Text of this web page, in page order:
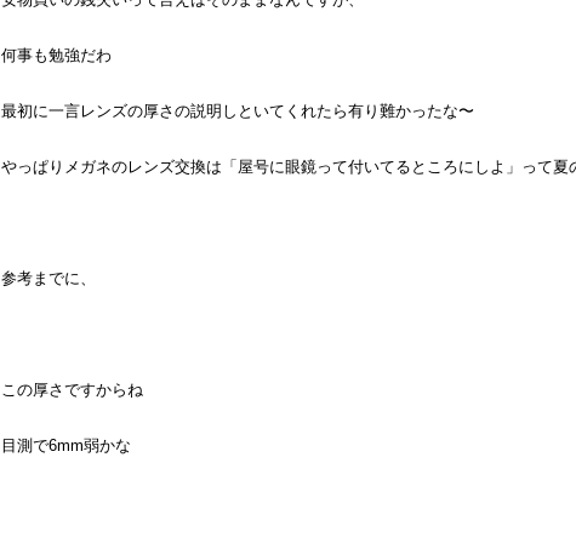
何事も勉強だわ
最初に一言レンズの厚さの説明しといてくれたら有り難かったな〜
やっぱりメガネのレンズ交換は「屋号に眼鏡って付いてるところにしよ」って夏
参考までに、
この厚さですからね
目測で6mm弱かな